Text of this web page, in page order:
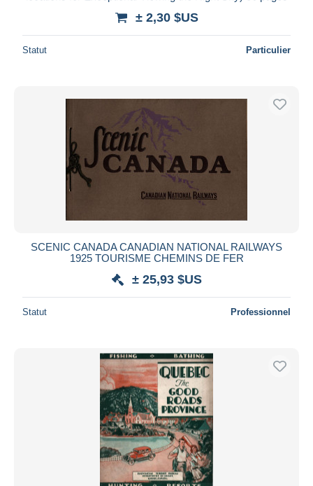
± 2,30 $US
Statut Particulier
SCENIC CANADA CANADIAN NATIONAL RAILWAYS
1925 TOURISME CHEMINS DE FER
± 25,93 $US
Statut Professionnel